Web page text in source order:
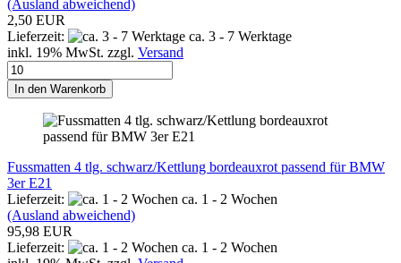
(Ausland abweichend)
2,50 EUR
Lieferzeit:
ca. 3 - 7 Werktage
inkl. 19% MwSt. zzgl. Versand
In den Warenkorb
Fussmatten 4 tlg. schwarz/Kettlung bordeauxrot passend für BMW
3er E21
Lieferzeit:
ca. 1 - 2 Wochen
(Ausland abweichend)
95,98 EUR
Lieferzeit:
ca. 1 - 2 Wochen